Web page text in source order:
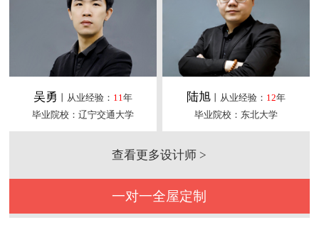
吴勇 丨从业经验： 11年
毕业院校：辽宁交通大学
陆旭丨从业经验： 12年
毕业院校：东北大学
查看更多设计师 >
一对一全屋定制